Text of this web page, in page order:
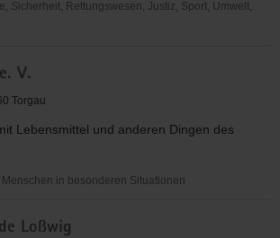
Sicherheit, Rettungswesen, Justiz, Sport, Umwelt,
V.
Torgau
Lebensmittel und anderen Dingen des
in besonderen Situationen
Loßwig